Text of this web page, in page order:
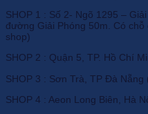
SHOP 1 : Số 2- Ngõ 1295 –
đường Giải Phóng 50m. Có
shop)
SHOP 2 : Quận 5, TP. Hồ Chí
SHOP 3 : Sơn Trà, TP Đà Nẵng
SHOP 4 : Aeon Long Biên, Hà